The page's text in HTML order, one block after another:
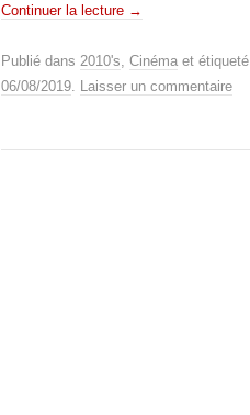
Continuer la lecture →
Publié dans 2010's Cinéma et étiqueté
06/08/2019
Laisser un commentaire